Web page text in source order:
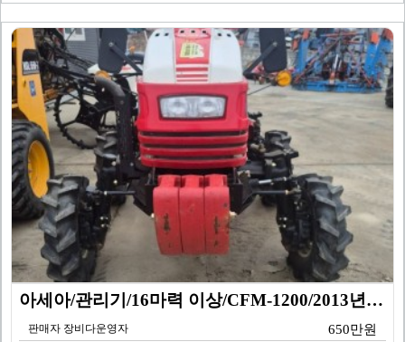
아세아/관리기/16마력 이상/CFM-1200/2013년…
판매자 장비다운영자 650만원